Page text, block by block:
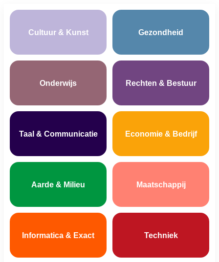
Cultuur & Kunst Gezondheid
Onderwijs Rechten & Bestuur
Taal & Communicatie Economie & Bedrijf
Aarde & Milieu Maatschappij
Informatica & Exact Techniek